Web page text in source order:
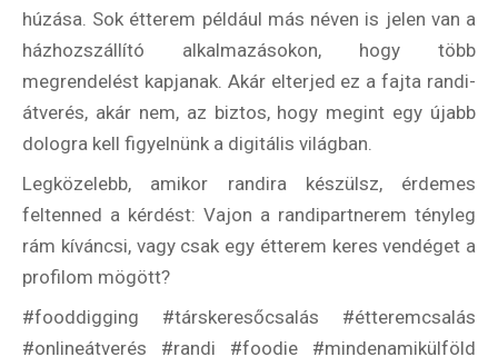
húzása. Sok étterem például más néven is jelen van a
házhozszállító alkalmazásokon, hogy több
megrendelést kapjanak. Akár elterjed ez a fajta randi-
átverés, akár nem, az biztos, hogy megint egy újabb
dologra kell figyelnünk a digitális világban.
Legközelebb, amikor randira készülsz, érdemes
feltenned a kérdést: Vajon a randipartnerem tényleg
rám kíváncsi, vagy csak egy étterem keres vendéget a
profilom mögött?
#fooddigging #társkeresőcsalás #étteremcsalás
#onlineátverés #randi #foodie #mindenamikülföld